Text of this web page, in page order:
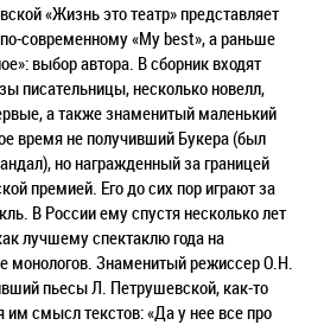
«Жизнь это театр» представляет
современному «My best», а раньше
выбор автора. В сборник входят
писательницы, несколько новелл,
а также знаменитый маленький
время не получивший Букера (был
но награжденный за границей
премией. Его до сих пор играют за
В России ему спустя несколько лет
лучшему спектаклю года на
монологов. Знаменитый режиссер О.Н.
пьесы Л. Петрушевской, как-то
им смысл текстов: «Да у нее все про